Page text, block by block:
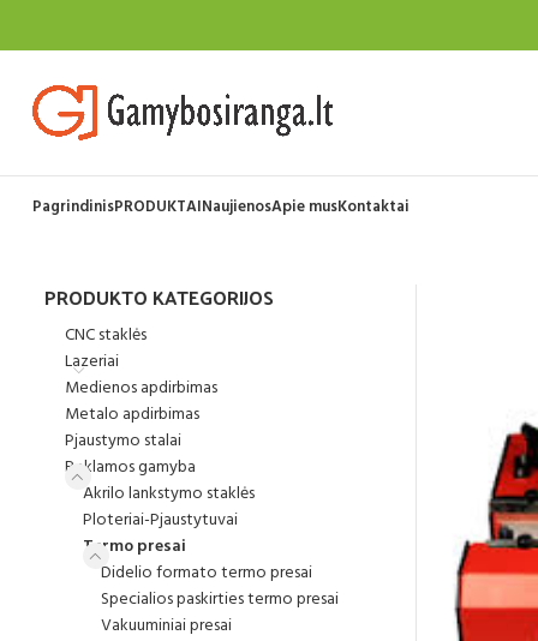
PagrindinisPRODUKTAINaujienosApie musKontaktai
PRODUKTO KATEGORIJOS
CNC staklės
Lazeriai
Medienos apdirbimas
Metalo apdirbimas
Pjaustymo stalai
Reklamos gamyba
Akrilo lankstymo staklės
Ploteriai-Pjaustytuvai
Termo presai
Didelio formato termo presai
Specialios paskirties termo presai
Vakuuminiai presai